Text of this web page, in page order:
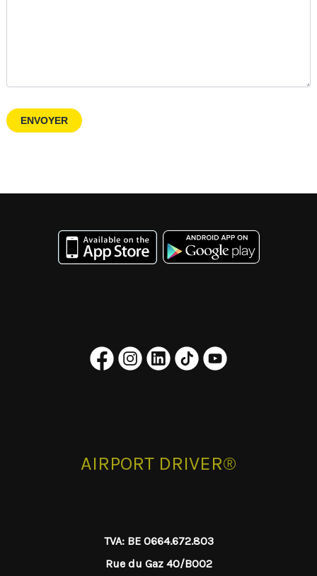
ENVOYER
AIRPORT DRIVER®
TVA: BE 0664.672.803
Rue du Gaz 40/B002